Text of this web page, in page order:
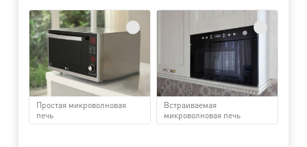
Простая микроволновая
печь
Встраиваемая
микроволновая печь